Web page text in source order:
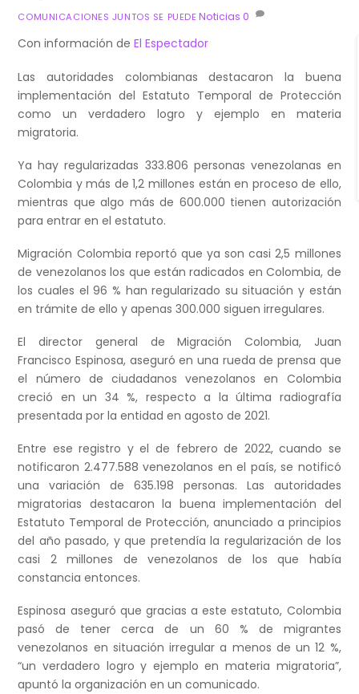
COMUNICACIONES JUNTOS SE PUEDE Noticias 0
Con información deEl Espectador
Las autoridades colombianas destacaron la buena
implementación del Estatuto Temporal de Protección
como un verdadero logro y ejemplo en materia
migratoria.
Ya hay regularizadas 333.806 personas venezolanas en
Colombia y más de 1,2 millones están en proceso de ello,
mientras que algo más de 600.000 tienen autorización
para entrar en el estatuto.
Migración Colombia reportó que ya son casi 2,5 millones
de venezolanos los que están radicados en Colombia, de
los cuales el 96 % han regularizado su situación y están
en trámite de ello y apenas 300.000 siguen irregulares.
El director general de Migración Colombia, Juan
Francisco Espinosa, aseguró en una rueda de prensa que
el número de ciudadanos venezolanos en Colombia
creció en un 34 %, respecto a la última radiografía
presentada por la entidad en agosto de 2021.
Entre ese registro y el de febrero de 2022, cuando se
notificaron 2.477.588 venezolanos en el país, se notificó
una variación de 635.198 personas. Las autoridades
migratorias destacaron la buena implementación del
Estatuto Temporal de Protección, anunciado a principios
del año pasado, y que pretendía la regularización de los
casi 2 millones de venezolanos de los que había
constancia entonces.
Espinosa aseguró que gracias a este estatuto, Colombia
pasó de tener cerca de un 60 % de migrantes
venezolanos en situación irregular a menos de un 12 %,
“un verdadero logro y ejemplo en materia migratoria”,
apuntó la organización en un comunicado.